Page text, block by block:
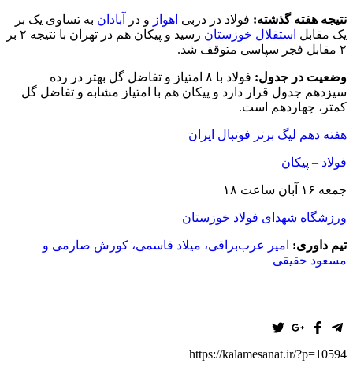
نتیجه هفته گذشته: فولاد در دربی اهواز و در آبادان به تساوی یک بر
یک مقابل استقلال خوزستان
رسید و پیکان هم در تهران با نتیجه ۲ بر
۲ مقابل فجر سپاسی متوقف شد.
وضعیت در جدول:
فولاد با ۸ امتیاز و تفاضل گل بهتر در رده
سیزدهم جدول قرار دارد و پیکان هم با امتیاز مشابه و تفاضل گل
کمتر، چهاردهم است.
هفته دهم لیگ برتر فوتبال ایران
فولاد – پیکان
جمعه ۱۶ آبان ساعت ۱۸
ورزشگاه شهدای فولاد خوزستان
تیم داوری: میر عرب‌براقی، میلاد قاسمی، کورش صارمی و
مسعود حقیقی
https://kalamesanat.ir/?p=10594